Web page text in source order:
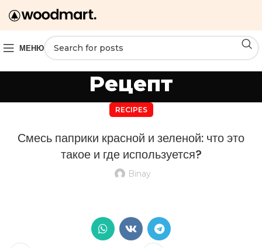
МЕНЮ
Рецепт
RECIPES
Смесь паприки красной и зеленой: что это
такое и где используется?
Binay